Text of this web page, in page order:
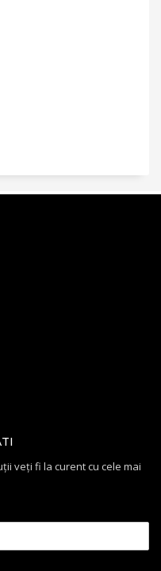
veți fi la curent cu cele mai